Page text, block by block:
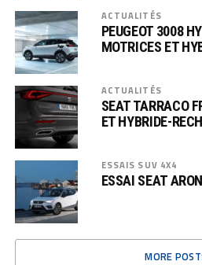
ACTUALITÉS
PEUGEOT 3008
MOTRICES ET
ACTUALITÉS
SEAT TARRACO
ET HYBRIDE-
ESSAIS SUV 4X4
ESSAI SEAT
MORE